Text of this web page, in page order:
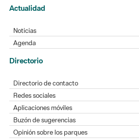
Actualidad
Noticias
Agenda
Directorio
Directorio de contacto
Redes sociales
Aplicaciones móviles
Buzón de sugerencias
Opinión sobre los parques